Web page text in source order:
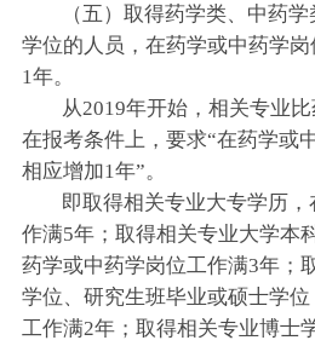
（五）取得药学类、中药
学位的人员，在药学或中药学
1年。
从2019年开始，相关专业
在报考条件上，要求“在药学或
相应增加1年”。
即取得相关专业大专学历
作满5年；取得相关专业大学本
药学或中药学岗位工作满3年；
学位、研究生班毕业或硕士学
工作满2年；取得相关专业博士